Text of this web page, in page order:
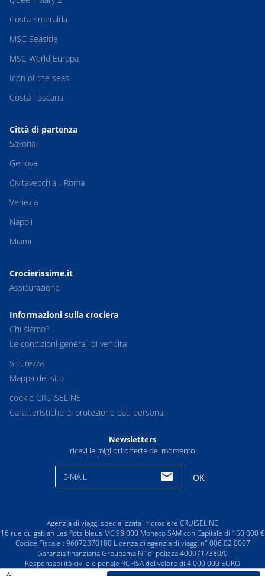
Costa Smeralda
MSC Seaside
MSC World Europa
Icon of the seas
Costa Toscana
Città di partenza
Savona
Genova
Civitavecchia - Roma
Venezia
Napoli
Miami
Crocierissime.it
Assicurazione
Informazioni sulla crociera
Chi siamo?
Le condizioni generali di vendita
Sicurezza
Mappa del sito
cookie CRUISELINE
Caratteristiche di protezione dati personali
Newsletters
ricevi le migliori offerte del momento
E-MAIL OK
Agenzia di viaggi specializzata in crociere CRUISELINE
16 rue du gabian Les flots bleus MC 98 000 Monaco SAM con Capitale di 150 000 €
Codice Fiscale : 96072370180 Licenza di agenzia di viaggi n° 006 02 0007
Garanzia finanziaria Groupama N° di polizza 4000717380/0
Responsabilità civile e penale RC RSA del valore di 4 000 000 EURO
© CRUISELINE 2026 - all rights reserved